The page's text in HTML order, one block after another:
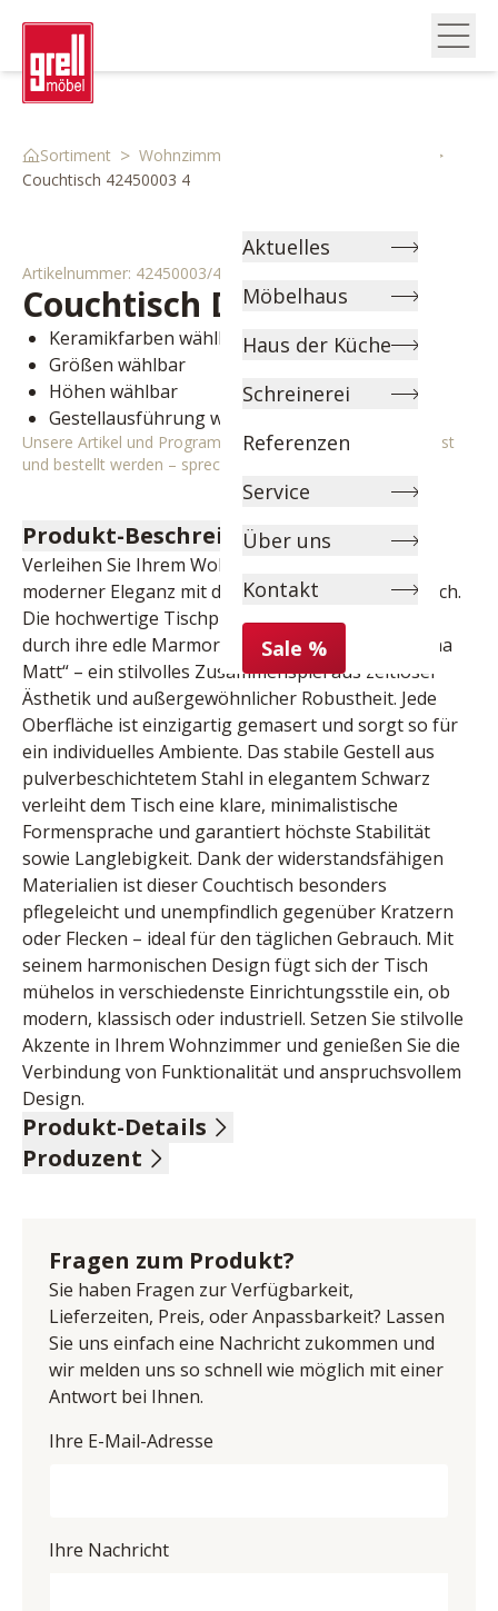
Aktuelles
Möbelhaus
Haus der Küche
Schreinerei
Referenzen
Service
Über uns
Kontakt
Sale %
Sortiment > Wohnzimmer >
Couchtisch 42450003 4
Artikelnummer: 42450003/4
Couchtisch Dolce Vita
Keramikfarben wählbar
Größen wählbar
Höhen wählbar
Gestellausführung wählbar
Unsere Artikel und Programme können individuell angepasst
und bestellt werden – sprechen Sie uns gerne an!
Produkt-Beschreibung
Verleihen Sie Ihrem Wohnraum einen Hauch von
moderner Eleganz mit diesem exklusiven Couchtisch.
Die hochwertige Tischplatte aus Keramik besticht
durch ihre edle Marmoroptik im Farbton „Marquina
Matt“ – ein stilvolles Zusammenspiel aus zeitloser
Ästhetik und außergewöhnlicher Robustheit. Jede
Oberfläche ist einzigartig gemasert und sorgt so für
ein individuelles Ambiente. Das stabile Gestell aus
pulverbeschichtetem Stahl in elegantem Schwarz
verleiht dem Tisch eine klare, minimalistische
Formensprache und garantiert höchste Stabilität
sowie Langlebigkeit. Dank der widerstandsfähigen
Materialien ist dieser Couchtisch besonders
pflegeleicht und unempfindlich gegenüber Kratzern
oder Flecken – ideal für den täglichen Gebrauch. Mit
seinem harmonischen Design fügt sich der Tisch
mühelos in verschiedenste Einrichtungsstile ein, ob
modern, klassisch oder industriell. Setzen Sie stilvolle
Akzente in Ihrem Wohnzimmer und genießen Sie die
Verbindung von Funktionalität und anspruchsvollem
Design.
Produkt-Details
Oberfläche Keramik Marmoroptik marquina matt,
Produzent
E-Mail-Adresse: bestellungen@akante.com
UID (Umsatzsteuer-Identifikationsnummer): FR
70751634460
Fragen zum Produkt?
Sie haben Fragen zur Verfügbarkeit,
Lieferzeiten, Preis, oder Anpassbarkeit? Lassen
Sie uns einfach eine Nachricht zukommen und
wir melden uns so schnell wie möglich mit einer
Antwort bei Ihnen.
Ihre E-Mail-Adresse
Ihre Nachricht